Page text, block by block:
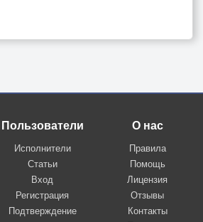
Пользователи
Исполнители
Статьи
Вход
Регистрация
Подтверждение
О нас
Правила
Помощь
Лицензия
Отзывы
Контакты